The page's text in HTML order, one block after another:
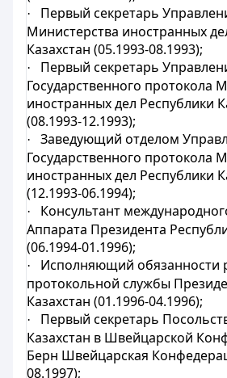
·
Первый секретарь
Министерства иностранных
Казахстан (05.1993-08.1993);
·
Первый секретарь
Государственного протокола
иностранных дел Республики
(08.1993-12.1993);
·
Заведующий отделом
Государственного протокола
иностранных дел Республики
(12.1993-06.1994);
·
Консультант
Аппарата Президента
(06.1994-01.1996);
·
Исполняющий обязанности
протокольной службы
Казахстан (01.1996-04.1996);
·
Первый секретарь
Казахстан в Швейцарской
Берн Швейцарская
08.1997);